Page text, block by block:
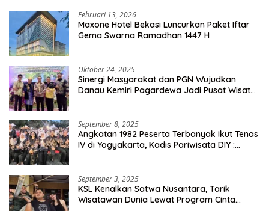
Februari 13, 2026
Maxone Hotel Bekasi Luncurkan Paket Iftar
Gema Swarna Ramadhan 1447 H
Oktober 24, 2025
Sinergi Masyarakat dan PGN Wujudkan
Danau Kemiri Pagardewa Jadi Pusat Wisata
September 8, 2025
Angkatan 1982 Peserta Terbanyak Ikut Tenas
IV di Yogyakarta, Kadis Pariwisata DIY :
September 3, 2025
KSL Kenalkan Satwa Nusantara, Tarik
Wisatawan Dunia Lewat Program Cinta